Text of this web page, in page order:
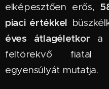
elképesztően erős,
piaci értékkel
éves átlagéletkor a
feltörekvő fiatal
egyensúlyát mutatja.